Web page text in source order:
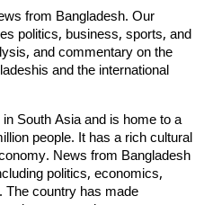
from Bangladesh. Our
politics, business, sports, and
and commentary on the
and the international
South Asia and is home to a
people. It has a rich cultural
News from Bangladesh
politics, economics,
The country has made